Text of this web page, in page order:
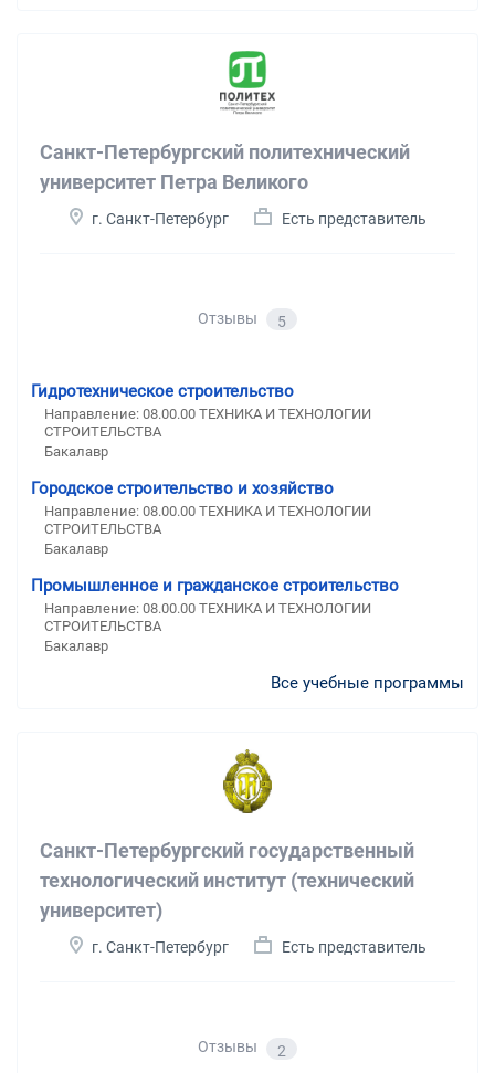
Санкт-Петербургский политехнический
университет Петра Великого
г. Санкт-Петербург Есть представитель
Отзывы 5
Гидротехническое строительство
Направление: 08.00.00 ТЕХНИКА И ТЕХНОЛОГИИ
СТРОИТЕЛЬСТВА
Бакалавр
Городское строительство и хозяйство
Направление: 08.00.00 ТЕХНИКА И ТЕХНОЛОГИИ
СТРОИТЕЛЬСТВА
Бакалавр
Промышленное и гражданское строительство
Направление: 08.00.00 ТЕХНИКА И ТЕХНОЛОГИИ
СТРОИТЕЛЬСТВА
Бакалавр
Все учебные программы
Санкт-Петербургский государственный
технологический институт (технический
университет)
г. Санкт-Петербург Есть представитель
Отзывы 2